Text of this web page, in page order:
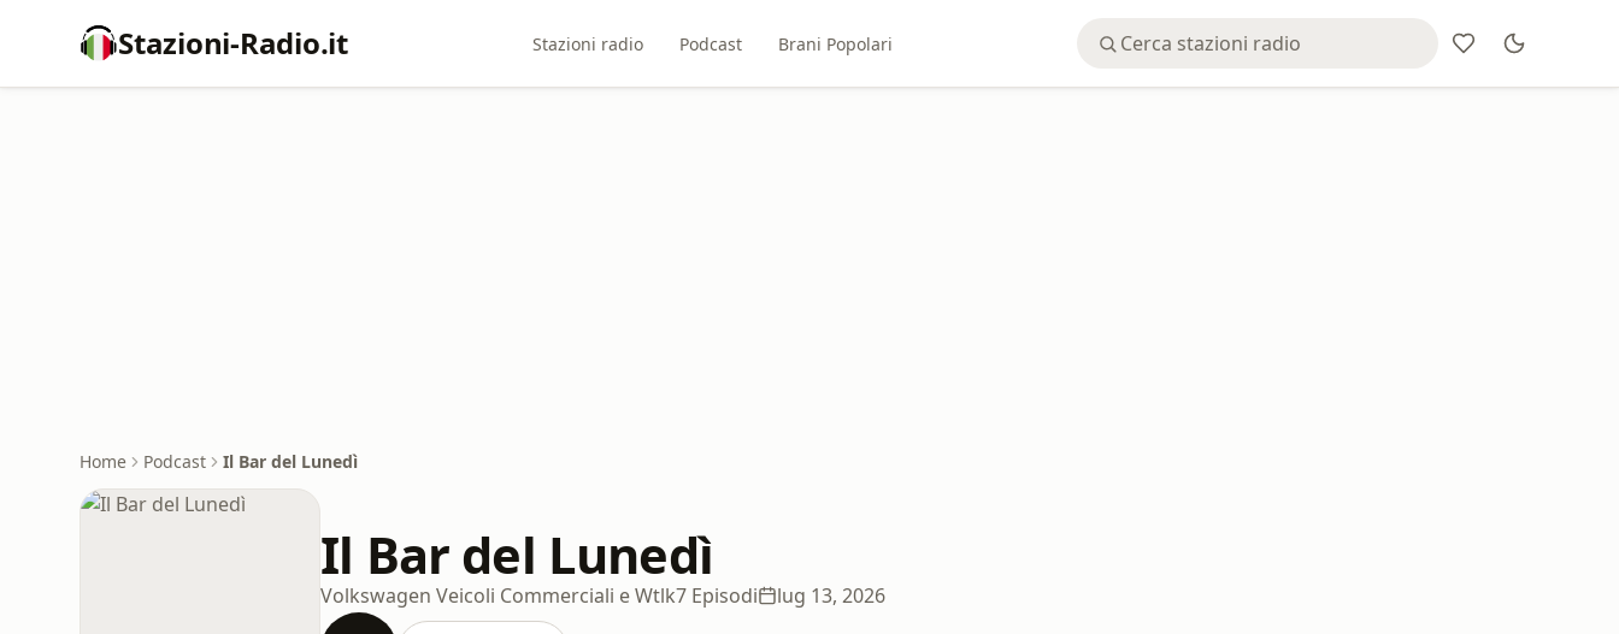
Stazioni-Radio.it Stazioni radio Podcast Brani Popolari
Home Podcast Il Bar del Lunedì
Il Bar del Lunedì
Volkswagen Veicoli Commerciali e Wtlk7 Episodi lug 13, 2026